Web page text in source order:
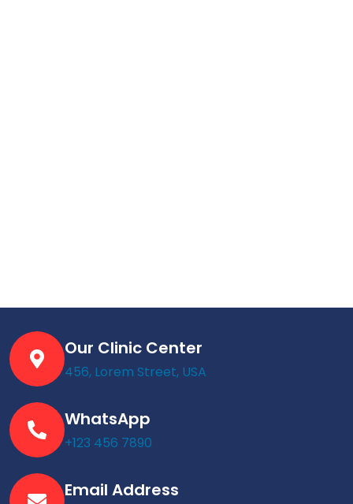
Our Clinic Center
456, Lorem Street, USA
WhatsApp
+123 456 7890
Email Address